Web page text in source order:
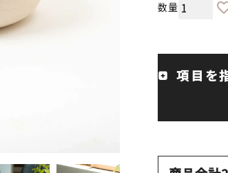
項目を